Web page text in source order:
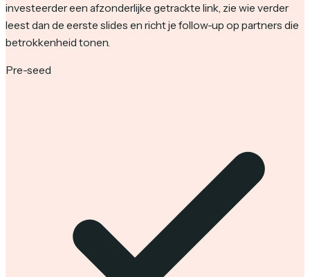
investeerder een afzonderlijke getrackte link, zie wie verder
leest dan de eerste slides en richt je follow-up op partners die
betrokkenheid tonen.
Pre-seed